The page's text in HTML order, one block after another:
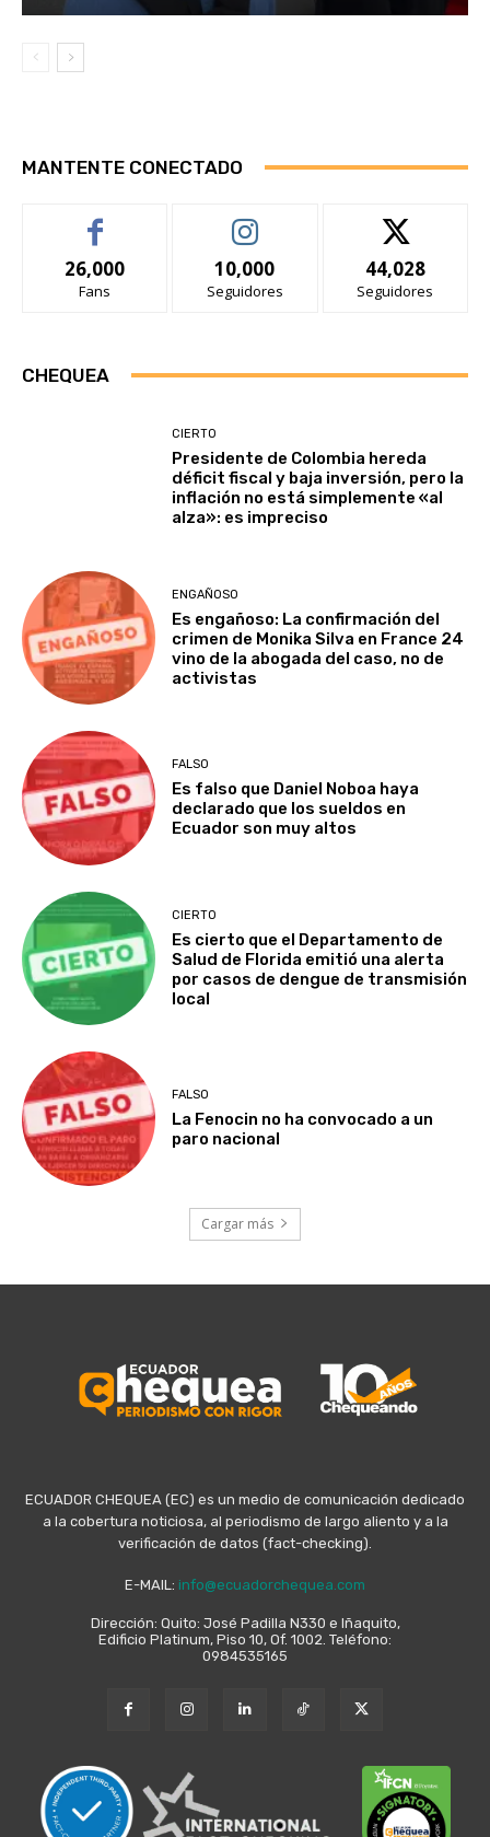
MANTENTE CONECTADO
26,000
Fans
10,000
Seguidores
44,028
Seguidores
CHEQUEA
CIERTO
Presidente de Colombia hereda
déficit fiscal y baja inversión, pero la
inflación no está simplemente «al
alza»: es impreciso
ENGAÑOSO
Es engañoso: La confirmación del
crimen de Monika Silva en France 24
vino de la abogada del caso, no de
activistas
FALSO
Es falso que Daniel Noboa haya
declarado que los sueldos en
Ecuador son muy altos
CIERTO
Es cierto que el Departamento de
Salud de Florida emitió una alerta
por casos de dengue de transmisión
local
FALSO
La Fenocin no ha convocado a un
paro nacional
Cargar más
ECUADOR CHEQUEA (EC) es un medio de comunicación dedicado
a la cobertura noticiosa, al periodismo de largo aliento y a la
verificación de datos (fact-checking).
E-MAIL: info@ecuadorchequea.com
Dirección: Quito: José Padilla N330 e Iñaquito,
Edificio Platinum, Piso 10, Of. 1002. Teléfono:
0984535165